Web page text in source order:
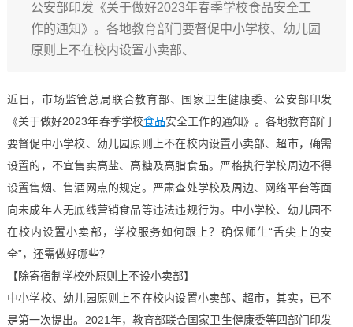
公安部印发《关于做好2023年春季学校食品安全工
作的通知》。各地教育部门要督促中小学校、幼儿园
原则上不在校内设置小卖部、
近日，市场监管总局联合教育部、国家卫生健康委、公安部印发
《关于做好2023年春季学校食品安全工作的通知》。各地教育部门
要督促中小学校、幼儿园原则上不在校内设置小卖部、超市，确需
设置的，不宜售卖高盐、高糖及高脂食品。严格执行学校周边不得
设置售烟、售酒网点的规定。严肃查处学校及周边、网络平台等面
向未成年人无底线营销食品等违法违规行为。中小学校、幼儿园不
在校内设置小卖部，学校服务如何跟上？确保师生“舌尖上的安
全”，还需做好哪些？
【除寄宿制学校外原则上不设小卖部】
中小学校、幼儿园原则上不在校内设置小卖部、超市，其实，已不
是第一次提出。2021年，教育部联合国家卫生健康委等四部门印发